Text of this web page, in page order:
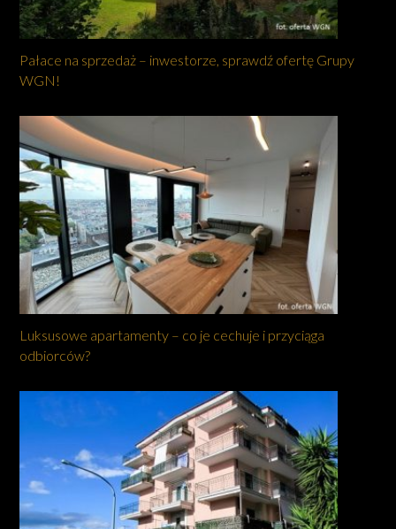
Pałace na sprzedaż – inwestorze, sprawdź ofertę Grupy
WGN!
Luksusowe apartamenty – co je cechuje i przyciąga
odbiorców?